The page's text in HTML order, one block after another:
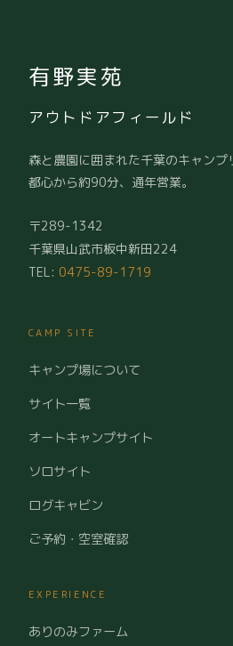
有野実苑
アウトドアフィールド
森と農園に囲まれた千葉のキャンプ
都心から約90分、通年営業。
〒289-1342
千葉県山武市板中新田224
TEL: 0475-89-1719
CAMP SITE
キャンプ場について
サイト一覧
オートキャンプサイト
ソロサイト
ログキャビン
ご予約・空室確認
EXPERIENCE
ありのみファーム